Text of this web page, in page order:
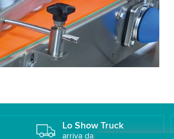
Lo Show Truck
arriva da te!